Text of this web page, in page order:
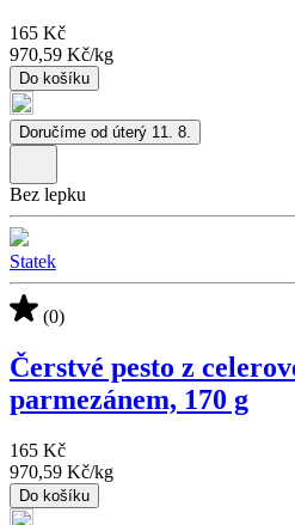
165 Kč
970,59 Kč/kg
Do košíku
Doručíme od úterý 11. 8.
Bez lepku
Statek
(0)
Čerstvé pesto z
parmezánem, 170 g
165 Kč
970,59 Kč/kg
Do košíku